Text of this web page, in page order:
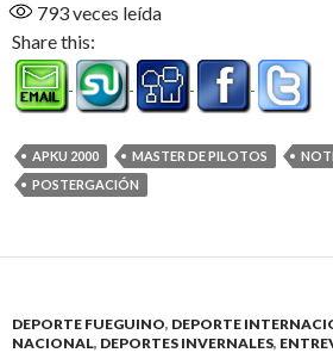
793veces leída
Share this:
APKU 2000 MASTER DE PILOTOS
POSTERGACIÓN
DEPORTE FUEGUINO, DEPORTE
NACIONAL, DEPORTES INVERNALES,